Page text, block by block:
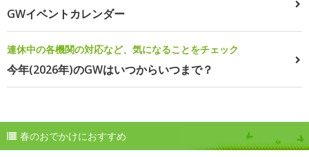
GWイベントカレンダー
連休中の各機関の対応など、気になることをチェック
今年(2026年)のGWはいつからいつまで？
春のおでかけにおすすめ